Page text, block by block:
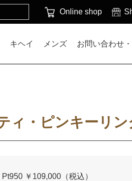
Online shop
キヘイ メンズ お問い合わせ
ィ・ピンキーリン
Pt950 ￥109,000（税込）